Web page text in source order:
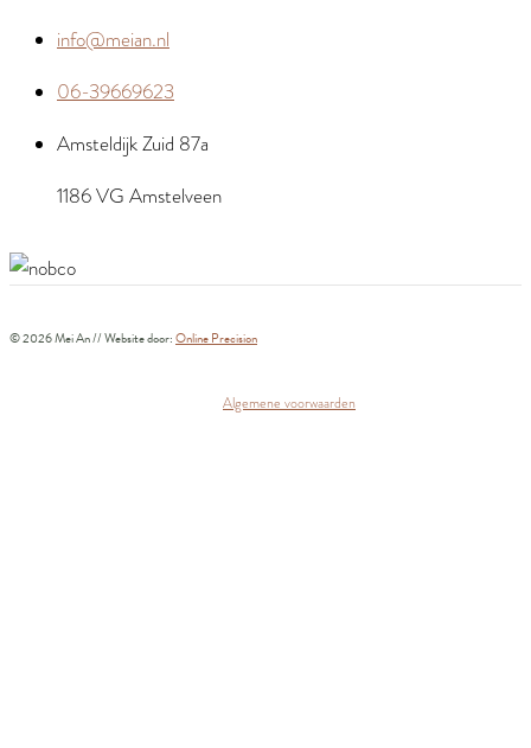
info@meian.nl
06-39669623
Amsteldijk Zuid 87a
1186 VG Amstelveen
© 2026 Mei An // Website door:Online Precision
Algemene voorwaarden